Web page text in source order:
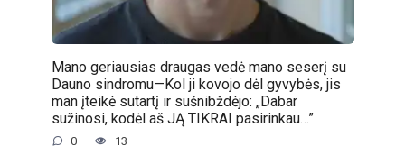
Mano geriausias draugas vedė mano seserį su
Dauno sindromu—Kol ji kovojo dėl gyvybės, jis
man įteikė sutartį ir sušnibždėjo: „Dabar
sužinosi, kodėl aš JĄ TIKRAI pasirinkau…”
0 13